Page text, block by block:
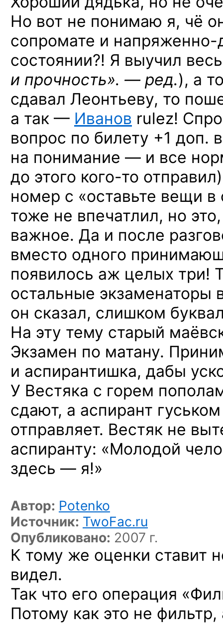
Но вот не понимаю я, чё
сопромате и
состоянии?! Я выучил
и прочность». — ред.), а
сдавал Леонтьеву, то
а так — Иванов rulez!
вопрос по билету +1 доп.
на понимание — и все
до этого кого-то
номер с «оставьте вещи
тоже не впечатлил, но
важное. Да и после
вместо одного
появилось аж целых три!
остальные экзаменаторы
он сказал, слишком
На эту тему старый
Экзамен по матану.
и аспирантишка, дабы
У Вестяка с горем
сдают, а аспирант
отправляет. Вестяк не
аспиранту: «Молодой
здесь — я!»
Автор: Potenko
Источник: TwoFac.ru
Опубликовано: 2007 г.
К тому же оценки ставит
видел.
Так что его операция
Потому как это не